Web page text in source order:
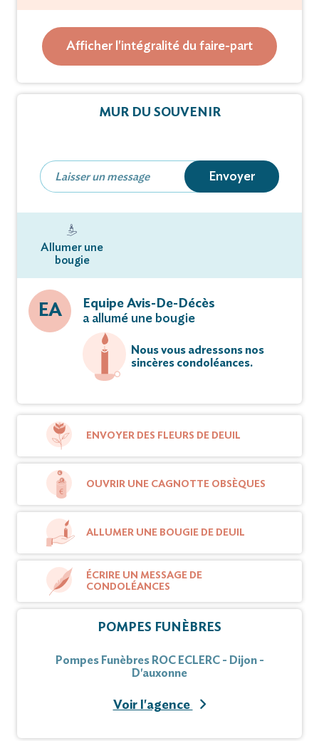
ont la tristesse de vous faire part du décès de
M Antonio, José Ramos
en l'église de la Visitation à Chevigny-Saint-
Sauveur.
Cet avis tient lieu de faire-part et de
condoléances et témoignages sur ce site.
Afficher l'intégralité du faire-part
MUR DU SOUVENIR
Envoyer
Allumer une
bougie
EA
Equipe Avis-De-Décès
a allumé une bougie
Nous vous adressons nos
sincères condoléances.
ENVOYER DES FLEURS DE DEUIL
OUVRIR UNE CAGNOTTE OBSÈQUES
ALLUMER UNE BOUGIE DE DEUIL
ÉCRIRE UN MESSAGE DE
CONDOLÉANCES
POMPES FUNÈBRES
Pompes Funèbres ROC ECLERC - Dijon -
D'auxonne
Voir l'agence